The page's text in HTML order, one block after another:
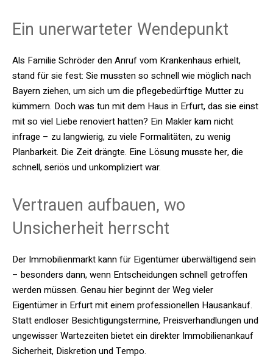
Ein unerwarteter Wendepunkt
Als Familie Schröder den Anruf vom Krankenhaus erhielt,
stand für sie fest: Sie mussten so schnell wie möglich nach
Bayern ziehen, um sich um die pflegebedürftige Mutter zu
kümmern. Doch was tun mit dem Haus in Erfurt, das sie einst
mit so viel Liebe renoviert hatten? Ein Makler kam nicht
infrage – zu langwierig, zu viele Formalitäten, zu wenig
Planbarkeit. Die Zeit drängte. Eine Lösung musste her, die
schnell, seriös und unkompliziert war.
Vertrauen aufbauen, wo
Unsicherheit herrscht
Der Immobilienmarkt kann für Eigentümer überwältigend sein
– besonders dann, wenn Entscheidungen schnell getroffen
werden müssen. Genau hier beginnt der Weg vieler
Eigentümer in Erfurt mit einem professionellen Hausankauf.
Statt endloser Besichtigungstermine, Preisverhandlungen und
ungewisser Wartezeiten bietet ein direkter Immobilienankauf
Sicherheit, Diskretion und Tempo.